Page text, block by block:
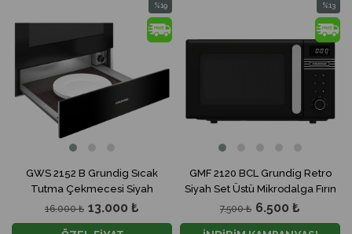
GWS 2152 B Grundig Sıcak
Tutma Çekmecesi Siyah
13.000 ₺
16.000 ₺
%19
İndirim
%19İndirim
GMF 2120 BCL Grundig Retro
Siyah Set Üstü Mikrodalga Fırın
6.500 ₺
7.500 ₺
%13
İndirim